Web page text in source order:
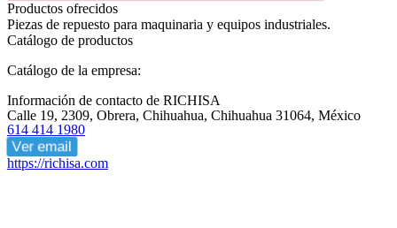
Productos ofrecidos
Piezas de repuesto para maquinaria y equipos industriales.
Catálogo de productos
Catálogo de la empresa:
Información de contacto de RICHISA
Calle 19, 2309, Obrera, Chihuahua, Chihuahua 31064, México
614 414 1980
Ver email
https://richisa.com